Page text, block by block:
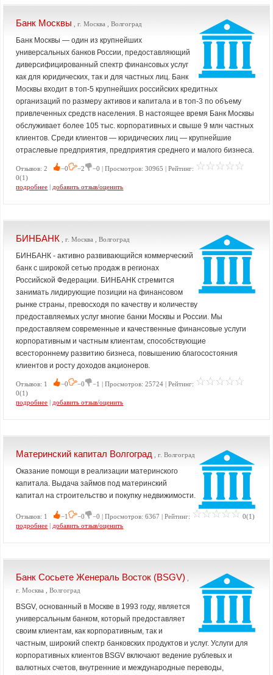
Банк Москвы , г. Москва , Волгоград
Банк Москвы — один из крупнейших
универсальных банков России, предоставляющий
диверсифицированный спектр финансовых услуг
как для юридических, так и для частных лиц. Банк
Москвы входит в топ-5 крупнейших российских кредитных
организаций по размеру активов и капитала и в топ-3 по объему
привлеченных средств населения. В настоящее время Банк Москвы
обслуживает более 105 тыс. корпоративных и свыше 9 млн частных
клиентов. Среди клиентов — юридических лиц — крупнейшие
отраслевые предприятия, предприятия среднего и малого бизнеса.
Отзывов: 2 −0 −2
−0 | Просмотров: 30965 | Рейтинг:
0(1)
подробнее | добавить отзыв/оценить
БИНБАНК , г. Москва , Волгоград
БИНБАНК - активно развивающийся коммерческий
банк с широкой сетью продаж в регионах
Российской Федерации. БИНБАНК стремится
занимать лидирующие позиции на финансовом
рынке страны, превосходя по качеству и количеству
предоставляемых услуг многие банки Москвы и России. Мы
предоставляем современные и качественные финансовые услуги
корпоративным и частным клиентам, способствующие
всестороннему развитию бизнеса, повышению благосостояния
клиентов и росту доходов акционеров.
Отзывов: 1 −0 −0
−1 | Просмотров: 25724 | Рейтинг:
0(1)
подробнее | добавить отзыв/оценить
Материнский капитал Волгоград , г. Волгоград
Оказание помощи в реализации материнского
капитала. Выдача займов под материнский
капитал на строительство и покупку недвижимости.
Отзывов: 1 −1 −0 −0 | Просмотров: 6367 | Рейтинг:
0(1)
подробнее | добавить отзыв/оценить
Банк Сосьете Женераль Восток (BSGV)
г. Москва , Волгоград
BSGV, основанный в Москве в 1993 году, является
универсальным банком, который предоставляет
своим клиентам, как корпоративным, так и
частным, широкий спектр банковских продуктов и услуг. Услуги для
корпоративных клиентов BSGV включают ведение рублевых и
валютных счетов, внутренние и международные переводы,